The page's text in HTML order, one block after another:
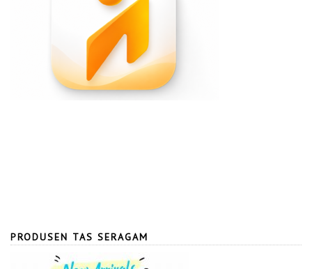
PRODUSEN TAS SERAGAM